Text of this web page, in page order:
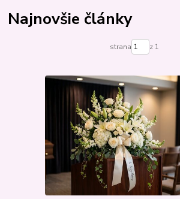
Najnovšie články
strana z 1